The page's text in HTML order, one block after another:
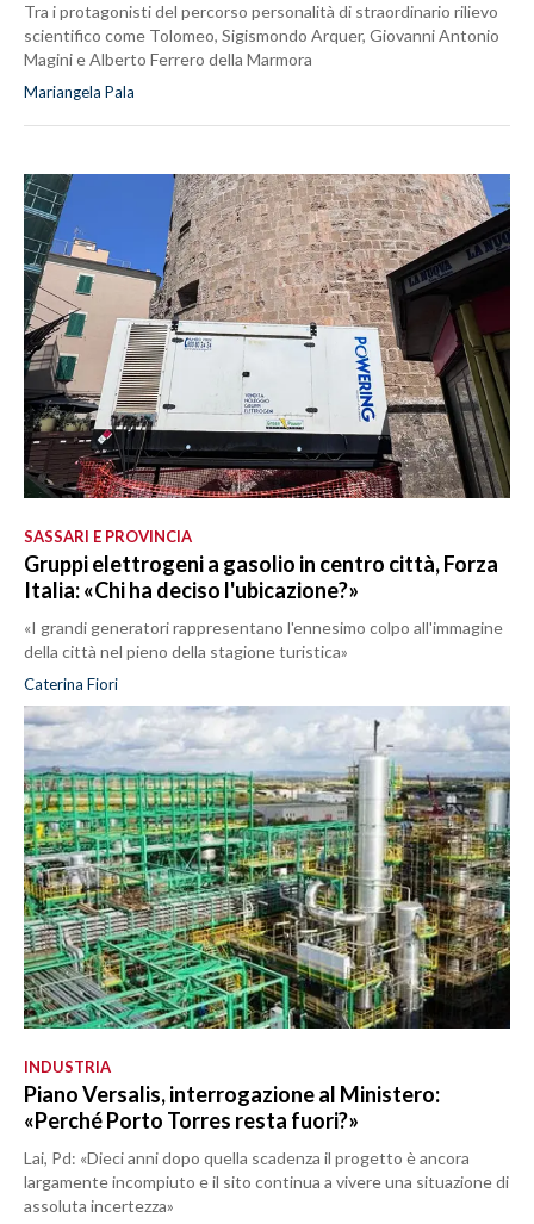
Tra i protagonisti del percorso personalità di straordinario rilievo
scientifico come Tolomeo, Sigismondo Arquer, Giovanni Antonio
Magini e Alberto Ferrero della Marmora
Mariangela Pala
SASSARI E PROVINCIA
Gruppi elettrogeni a gasolio in centro città, Forza
Italia: «Chi ha deciso l'ubicazione?»
«I grandi generatori rappresentano l'ennesimo colpo all'immagine
della città nel pieno della stagione turistica»
Caterina Fiori
INDUSTRIA
Piano Versalis, interrogazione al Ministero:
«Perché Porto Torres resta fuori?»
Lai, Pd: «Dieci anni dopo quella scadenza il progetto è ancora
largamente incompiuto e il sito continua a vivere una situazione di
assoluta incertezza»